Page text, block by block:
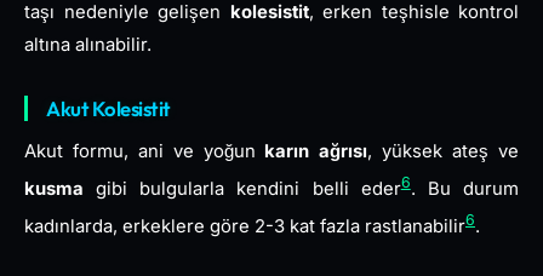
taşı nedeniyle gelişen kolesistit, erken teşhisle kontrol
altına alınabilir.
Akut Kolesistit
Akut formu, ani ve yoğun karın ağrısı, yüksek ateş ve
kusma gibi bulgularla kendini belli eder6. Bu durum
kadınlarda, erkeklere göre 2-3 kat fazla rastlanabilir6.